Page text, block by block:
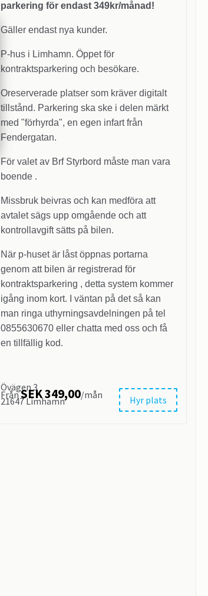
parkering för endast 349kr/månad!
Gäller endast nya kunder.
P-hus i Limhamn. Öppet för
kontraktsparkering och besökare.
Oreserverade platser som kräver digitalt
tillstånd. Parkering ska ske i delen märkt
med "förhyrda", en egen infart från
Fendergatan.
För valet av Brf Styrbord måste man vara
boende .
Missbruk beivras och kan medföra att
avtalet sägs upp omgående och att
kontrollavgift sätts på bilen.
När p-huset är låst öppnas portarna
genom att bilen är registrerad för
kontraktsparkering , detta system kommer
igång inom kort. I väntan på det så kan
man ringa uthyrningsavdelningen på tel
0855630670 eller chatta med oss och få
en tillfällig kod.
Övägen 3
21647 Limhamn
Hyr plats
FrånSEK 349,00/mån